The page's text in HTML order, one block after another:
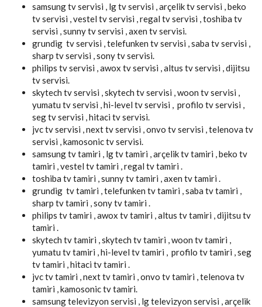
samsung tv servisi , lg tv servisi , arçelik tv servisi , beko
tv servisi , vestel tv servisi , regal tv servisi , toshiba tv
servisi , sunny tv servisi , axen tv servisi.
grundig tv servisi , telefunken tv servisi , saba tv servisi ,
sharp tv servisi , sony tv servisi.
philips tv servisi , awox tv servisi , altus tv servisi , dijitsu
tv servisi.
skytech tv servisi , skytech tv servisi , woon tv servisi ,
yumatu tv servisi , hi-level tv servisi , profilo tv servisi ,
seg tv servisi , hitaci tv servisi.
jvc tv servisi , next tv servisi , onvo tv servisi , telenova tv
servisi , kamosonic tv servisi.
samsung tv tamiri , lg tv tamiri , arçelik tv tamiri , beko tv
tamiri , vestel tv tamiri , regal tv tamiri .
toshiba tv tamiri , sunny tv tamiri , axen tv tamiri .
grundig tv tamiri , telefunken tv tamiri , saba tv tamiri ,
sharp tv tamiri , sony tv tamiri .
philips tv tamiri , awox tv tamiri , altus tv tamiri , dijitsu tv
tamiri .
skytech tv tamiri , skytech tv tamiri , woon tv tamiri ,
yumatu tv tamiri , hi-level tv tamiri , profilo tv tamiri , seg
tv tamiri , hitaci tv tamiri .
jvc tv tamiri , next tv tamiri , onvo tv tamiri , telenova tv
tamiri , kamosonic tv tamiri.
samsung televizyon servisi , lg televizyon servisi , arçelik